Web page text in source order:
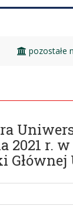
pozostałe
2021 r.
Głównej